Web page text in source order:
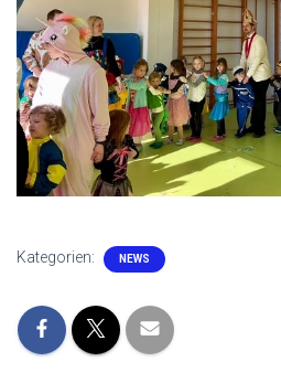
Kategorien: NEWS